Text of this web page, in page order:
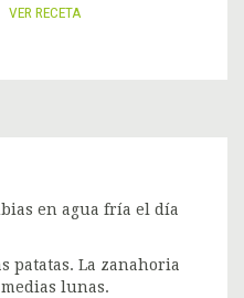
VER RECETA
en agua fría el día
patatas. La zanahoria
lunas.